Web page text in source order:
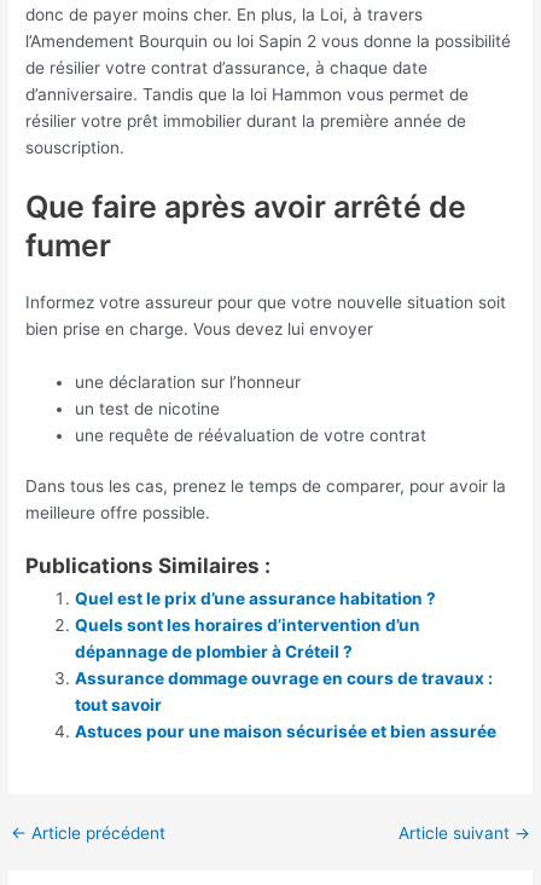
donc de payer moins cher. En plus, la Loi, à travers
l’Amendement Bourquin ou loi Sapin 2 vous donne la possibilité
de résilier votre contrat d’assurance, à chaque date
d’anniversaire. Tandis que la loi Hammon vous permet de
résilier votre prêt immobilier durant la première année de
souscription.
Que faire après avoir arrêté de
fumer
Informez votre assureur pour que votre nouvelle situation soit
bien prise en charge. Vous devez lui envoyer
une déclaration sur l’honneur
un test de nicotine
une requête de réévaluation de votre contrat
Dans tous les cas, prenez le temps de comparer, pour avoir la
meilleure offre possible.
Publications Similaires :
Quel est le prix d’une assurance habitation ?
Quels sont les horaires d’intervention d’un
dépannage de plombier à Créteil ?
Assurance dommage ouvrage en cours de travaux :
tout savoir
Astuces pour une maison sécurisée et bien assurée
Navigation
← Article précédent Article suivant →